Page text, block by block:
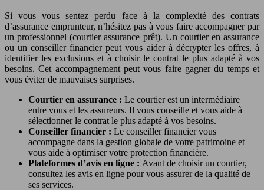
Si vous vous sentez perdu face à la complexité des contrats
d’assurance emprunteur, n’hésitez pas à vous faire accompagner par
un professionnel (courtier assurance prêt). Un courtier en assurance
ou un conseiller financier peut vous aider à décrypter les offres, à
identifier les exclusions et à choisir le contrat le plus adapté à vos
besoins. Cet accompagnement peut vous faire gagner du temps et
vous éviter de mauvaises surprises.
Courtier en assurance : Le courtier est un intermédiaire
entre vous et les assureurs. Il vous conseille et vous aide à
sélectionner le contrat le plus adapté à vos besoins.
Conseiller financier : Le conseiller financier vous
accompagne dans la gestion globale de votre patrimoine et
vous aide à optimiser votre protection financière.
Plateformes d’avis en ligne : Avant de choisir un courtier,
consultez les avis en ligne pour vous assurer de la qualité de
ses services.